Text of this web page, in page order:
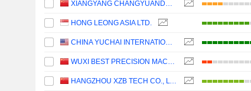
XIANGYANG CHANGYUANDONGGU INDUSTRY CO., LTD.
HONG LEONG ASIA LTD.
CHINA YUCHAI INTERNATIONAL LIMITED
WUXI BEST PRECISION MACHINERY CO., LTD.
HANGZHOU XZB TECH CO., LTD